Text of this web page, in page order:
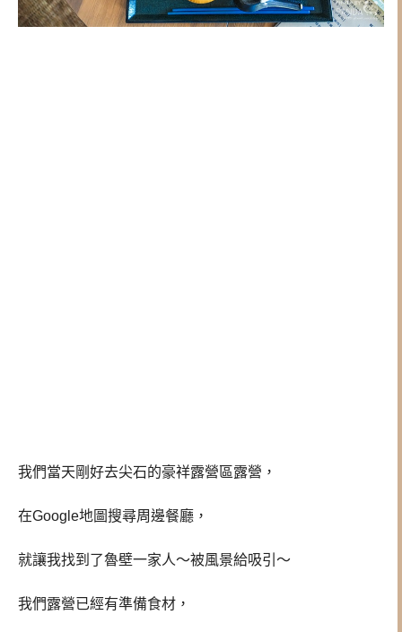
我們當天剛好去尖石的豪祥露營區露營，
在Google地圖搜尋周邊餐廳，
就讓我找到了魯壁一家人～被風景給吸引～
我們露營已經有準備食材，